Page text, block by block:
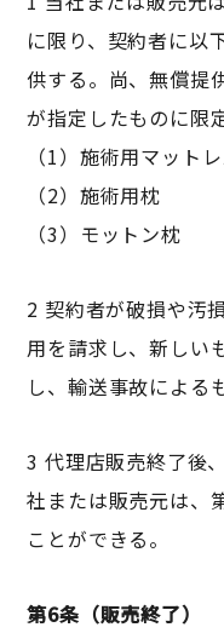
に限り、契約者に以
供する。尚、無償提
が指定したものに限
（1）施術用マット
（2）施術用枕
（3）モットン枕
2 契約者が破損や汚
用を請求し、新しい
し、輸送事故による
3 代理店販売終了後
社または販売元は、
ことができる。
第6条（販売終了）